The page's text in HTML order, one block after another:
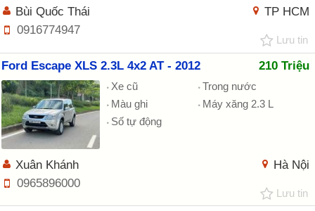
TP HCM
Bùi Quốc Thái
0916774947
Lưu tin
Ford Escape XLS 2.3L 4x2 AT - 2012 210 Triệu
Xe cũ
Trong nước
Màu ghi
Máy xăng 2.3 L
Số tự động
Hà Nội
Xuân Khánh
0965896000
Lưu tin